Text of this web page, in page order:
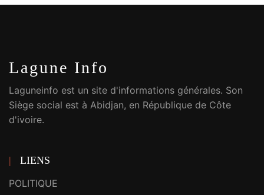
Lagune Info
Laguneinfo est un site d'informations générales. Son
Siège social est à Abidjan, en République de Côte
d'ivoire.
LIENS
POLITIQUE